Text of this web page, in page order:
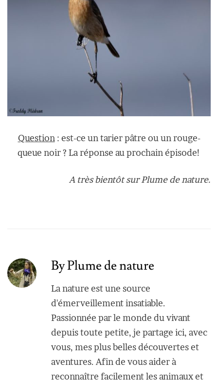
Question : est-ce un tarier pâtre ou un rouge-
queue noir ? La réponse au prochain épisode!
A très bientôt sur Plume de nature.
By Plume de nature
La nature est une source
d'émerveillement insatiable.
Passionnée par le monde du vivant
depuis toute petite, je partage ici, avec
vous, mes plus belles découvertes et
aventures. Afin de vous aider à
reconnaître facilement les animaux et